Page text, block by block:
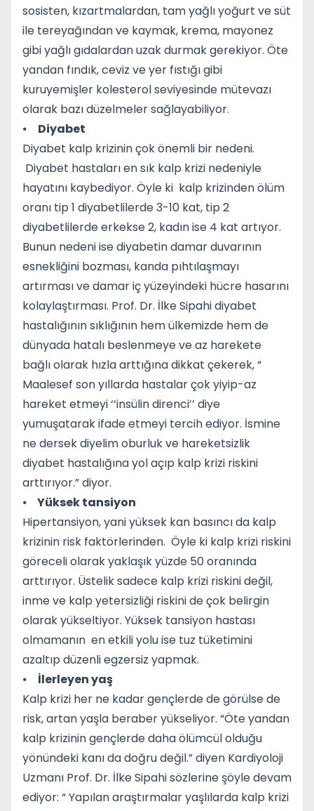
sosisten, kızartmalardan, tam yağlı yoğurt ve süt
ile tereyağından ve kaymak, krema, mayonez
gibi yağlı gıdalardan uzak durmak gerekiyor. Öte
yandan fındık, ceviz ve yer fıstığı gibi
kuruyemişler kolesterol seviyesinde mütevazı
olarak bazı düzelmeler sağlayabiliyor.
⦁ Diyabet
Diyabet kalp krizinin çok önemli bir nedeni.
Diyabet hastaları en sık kalp krizi nedeniyle
hayatını kaybediyor. Öyle ki kalp krizinden ölüm
oranı tip 1 diyabetlilerde 3-10 kat, tip 2
diyabetlilerde erkekse 2, kadın ise 4 kat artıyor.
Bunun nedeni ise diyabetin damar duvarının
esnekliğini bozması, kanda pıhtılaşmayı
artırması ve damar iç yüzeyindeki hücre hasarını
kolaylaştırması. Prof. Dr. İlke Sipahi diyabet
hastalığının sıklığının hem ülkemizde hem de
dünyada hatalı beslenmeye ve az harekete
bağlı olarak hızla arttığına dikkat çekerek, “
Maalesef son yıllarda hastalar çok yiyip-az
hareket etmeyi ‘‘insülin direnci’’ diye
yumuşatarak ifade etmeyi tercih ediyor. İsmine
ne dersek diyelim oburluk ve hareketsizlik
diyabet hastalığına yol açıp kalp krizi riskini
arttırıyor.” diyor.
⦁
Yüksek tansiyon
Hipertansiyon, yani yüksek kan basıncı da kalp
krizinin risk faktörlerinden. Öyle ki kalp krizi riskini
göreceli olarak yaklaşık yüzde 50 oranında
arttırıyor. Üstelik sadece kalp krizi riskini değil,
inme ve kalp yetersizliği riskini de çok belirgin
olarak yükseltiyor. Yüksek tansiyon hastası
olmamanın en etkili yolu ise tuz tüketimini
azaltıp düzenli egzersiz yapmak.
⦁ İlerleyen yaş
Kalp krizi her ne kadar gençlerde de görülse de
risk, artan yaşla beraber yükseliyor. “Öte yandan
kalp krizinin gençlerde daha ölümcül olduğu
yönündeki kanı da doğru değil.” diyen Kardiyoloji
Uzmanı Prof. Dr. İlke Sipahi sözlerine şöyle devam
ediyor: “ Yapılan araştırmalar yaşlılarda kalp krizi